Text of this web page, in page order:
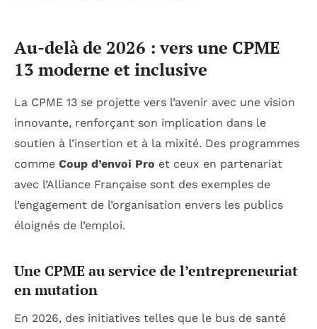
Au-delà de 2026 : vers une CPME
13 moderne et inclusive
La CPME 13 se projette vers l’avenir avec une vision
innovante, renforçant son implication dans le
soutien à l’insertion et à la mixité. Des programmes
comme Coup d’envoi Pro et ceux en partenariat
avec l’Alliance Française sont des exemples de
l’engagement de l’organisation envers les publics
éloignés de l’emploi.
Une CPME au service de l’entrepreneuriat
en mutation
En 2026, des initiatives telles que le bus de santé